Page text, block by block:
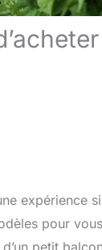
expérience
pour
petit